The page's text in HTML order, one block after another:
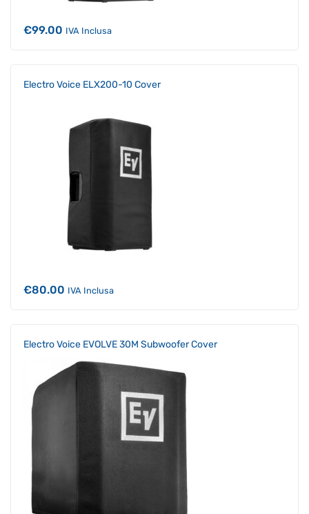
€99.00 IVA Inclusa
Electro Voice ELX200-10 Cover
€80.00 IVA Inclusa
Electro Voice EVOLVE 30M Subwoofer Cover